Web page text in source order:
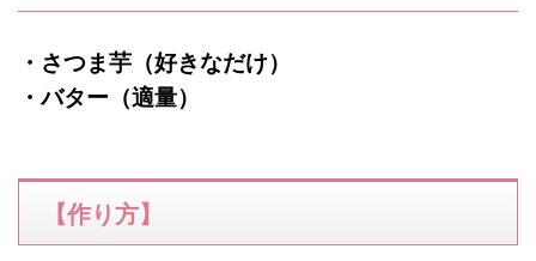
・さつま芋（好きなだけ）
・バター（適量）
【作り方】